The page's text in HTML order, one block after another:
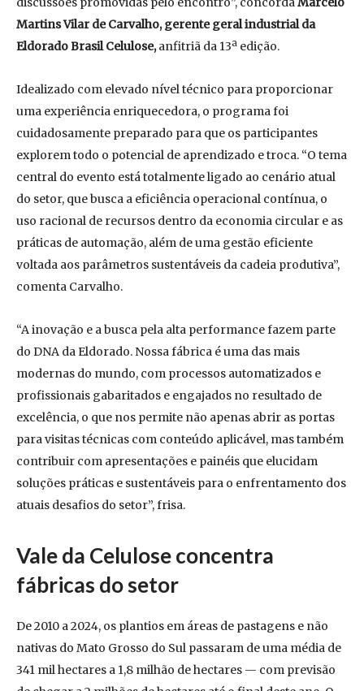
Martins Vilar de Carvalho, gerente geralindustrial da
Eldorado Brasil Celulose,anfitriã da 13ª edição.
Idealizado com elevado nível técnico para proporcionar
uma experiência enriquecedora, o programa foi
cuidadosamente preparado para que os participantes
explorem todo o potencial de aprendizado e troca. “O tema
central do evento está totalmente ligado ao cenário atual
do setor, que busca a eficiência operacional contínua, o
uso racional de recursos dentro da economia circular e as
práticas de automação, além de uma gestão eficiente
voltada aos parâmetros sustentáveis da cadeia produtiva”,
comenta Carvalho.
“A inovação e a busca pela alta performance fazem parte
do DNA da Eldorado. Nossa fábrica é uma das mais
modernas do mundo, com processos automatizados e
profissionais gabaritados e engajados no resultado de
excelência, o que nos permite não apenas abrir as portas
para visitas técnicas com conteúdo aplicável, mas também
contribuir com apresentações e painéis que elucidam
soluções práticas e sustentáveis para o enfrentamento dos
atuais desafios do setor”, frisa.
Vale da Celulose concentra
fábricas do setor
De 2010 a 2024, os plantios em áreas de pastagens e não
nativas do Mato Grosso do Sul passaram de uma média de
341 mil hectares a 1,8 milhão de hectares — com previsão